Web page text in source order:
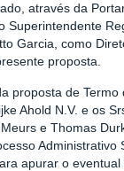
através da
Superintendente
Garcia, como
proposta.
proposta de Termo
Ahold N.V. e os
e Thomas
Administrativo
apurar o